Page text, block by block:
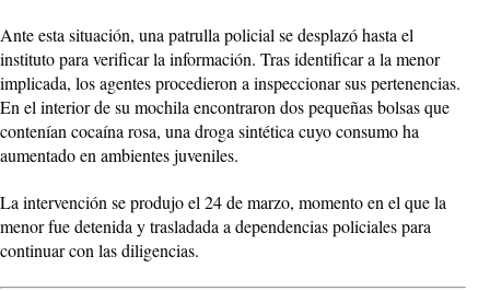
Ante esta situación, una patrulla policial se desplazó hasta el
instituto para verificar la información. Tras identificar a la menor
implicada, los agentes procedieron a inspeccionar sus pertenencias.
En el interior de su mochila encontraron dos pequeñas bolsas que
contenían cocaína rosa, una droga sintética cuyo consumo ha
aumentado en ambientes juveniles.
La intervención se produjo el 24 de marzo, momento en el que la
menor fue detenida y trasladada a dependencias policiales para
continuar con las diligencias.